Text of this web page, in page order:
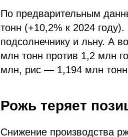
По предварительным
тонн (+10,2% к 2024
подсолнечнику и льну. А
млн тонн против 1,2 млн
млн, рис — 1,194 млн
Рожь теряет
Снижение производства